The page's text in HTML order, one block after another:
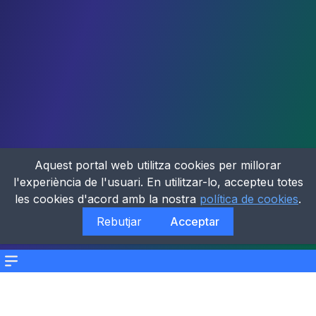
Menu
Aquest portal web utilitza cookies per millorar
l'experiència de l'usuari. En utilitzar-lo, accepteu totes
les cookies d'acord amb la nostra política de cookies.
Rebutjar
Acceptar